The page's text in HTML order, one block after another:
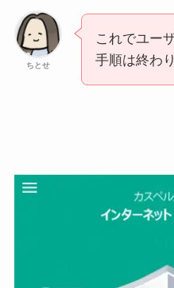
ちとせ
これでユー
手順は終わ